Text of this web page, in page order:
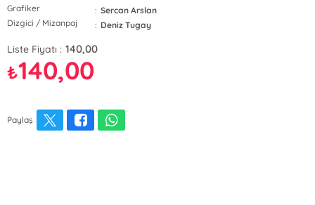
Grafiker
: Sercan Arslan
Dizgici / Mizanpaj
: Deniz Tugay
Liste Fiyatı : 140,00
₺140,00
Paylaş